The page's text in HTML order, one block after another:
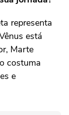
representa
está
Marte
costuma
e